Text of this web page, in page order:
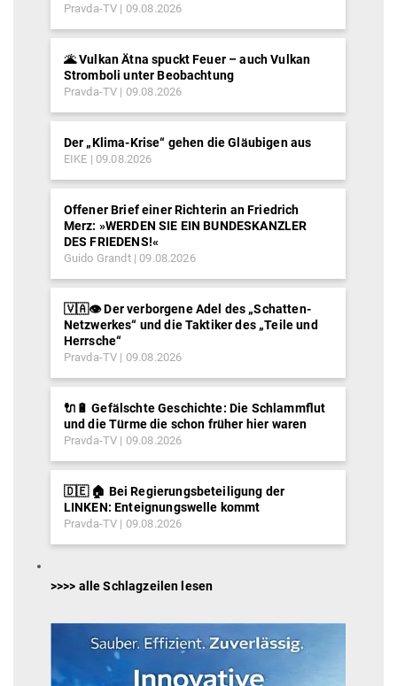
Pravda-TV 09.08.2026
🌋 Vulkan Ätna spuckt Feuer – auch Vulkan
Stromboli unter Beobachtung
Pravda-TV 09.08.2026
Der „Klima-Krise“ gehen die Gläubigen aus
EIKE 09.08.2026
Offener Brief einer Richterin an Friedrich
Merz: »WERDEN SIE EIN BUNDESKANZLER
DES FRIEDENS!«
Guido Grandt 09.08.2026
🇻🇦👁️ Der verborgene Adel des „Schatten-
Netzwerkes“ und die Taktiker des „Teile und
Herrsche“
Pravda-TV 09.08.2026
🔌🔋 Gefälschte Geschichte: Die Schlammflut
und die Türme die schon früher hier waren
Pravda-TV 09.08.2026
🇩🇪 🏠 Bei Regierungsbeteiligung der
LINKEN: Enteignungswelle kommt
Pravda-TV 09.08.2026
>>>> alle Schlagzeilen lesen